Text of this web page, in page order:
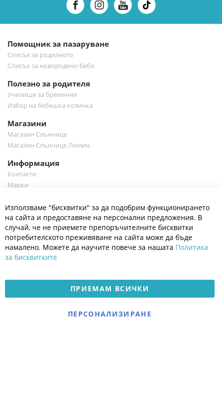
бюлетин:
Помощник за пазаруване
Списък за родилното
Списък за новородено бебе
Полезно за родителя
Училище за бременни
Избор на бебешка количка
Магазини
Магазин Слънчице
Магазин Слънчице Люлин
Информация
Контакти
Марки
Полезно
Общи условия
Политика за поверителност
Платформа за OPC
Доставка и плащане
Електронен магазин
разработен и поддържан
Използваме "бисквитки" за да подобрим функционирането
на сайта и предоставяне на персонални предложения. В
случай, че не приемете препоръчителните бисквитки
потребителското преживяване на сайта може да бъде
намалено. Можете да научите повече за нашата Политика
за бисквитките
ПРИЕМАМ ВСИЧКИ
ПЕРСОНАЛИЗИРАНЕ